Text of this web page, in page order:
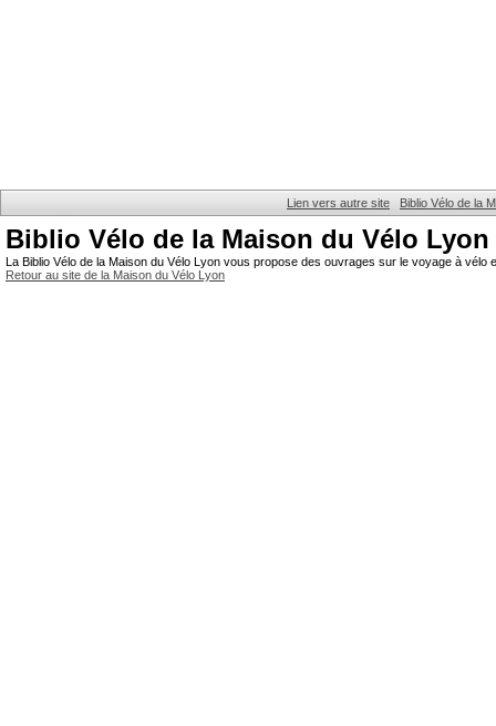
Lien vers autre site Biblio Vélo de la
Biblio Vélo de la Maison du Vélo Lyon
La Biblio Vélo de la Maison du Vélo Lyon vous propose des ouvrages sur le voyage à
Retour au site de la Maison du Vélo Lyon